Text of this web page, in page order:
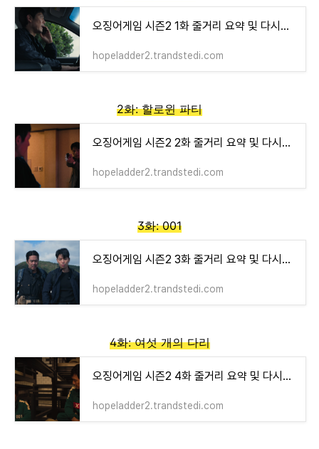
오징어게임 시즌2 1화 줄거리 요약 및 다시보기
hopeladder2.trandstedi.com
2화: 할로윈 파티
오징어게임 시즌2 2화 줄거리 요약 및 다시보기
hopeladder2.trandstedi.com
3화: 001
오징어게임 시즌2 3화 줄거리 요약 및 다시보기
hopeladder2.trandstedi.com
4화: 여섯 개의 다리
오징어게임 시즌2 4화 줄거리 요약 및 다시보기
hopeladder2.trandstedi.com